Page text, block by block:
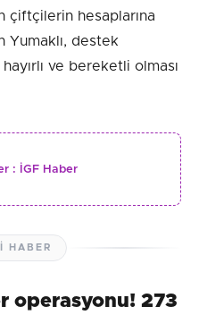
çiftçilerin hesaplarına
Yumaklı, destek
ve bereketli olması
: İGF Haber
HABER
operasyonu! 273